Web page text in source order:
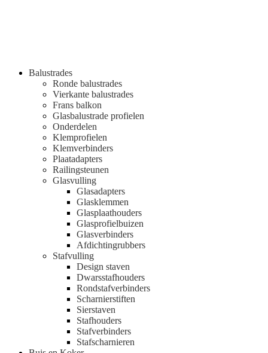
Balustrades
Ronde balustrades
Vierkante balustrades
Frans balkon
Glasbalustrade profielen
Onderdelen
Klemprofielen
Klemverbinders
Plaatadapters
Railingsteunen
Glasvulling
Glasadapters
Glasklemmen
Glasplaathouders
Glasprofielbuizen
Glasverbinders
Afdichtingrubbers
Stafvulling
Design staven
Dwarsstafhouders
Rondstafverbinders
Scharnierstiften
Sierstaven
Stafhouders
Stafverbinders
Stafscharnieren